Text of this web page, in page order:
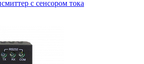
с сенсором тока